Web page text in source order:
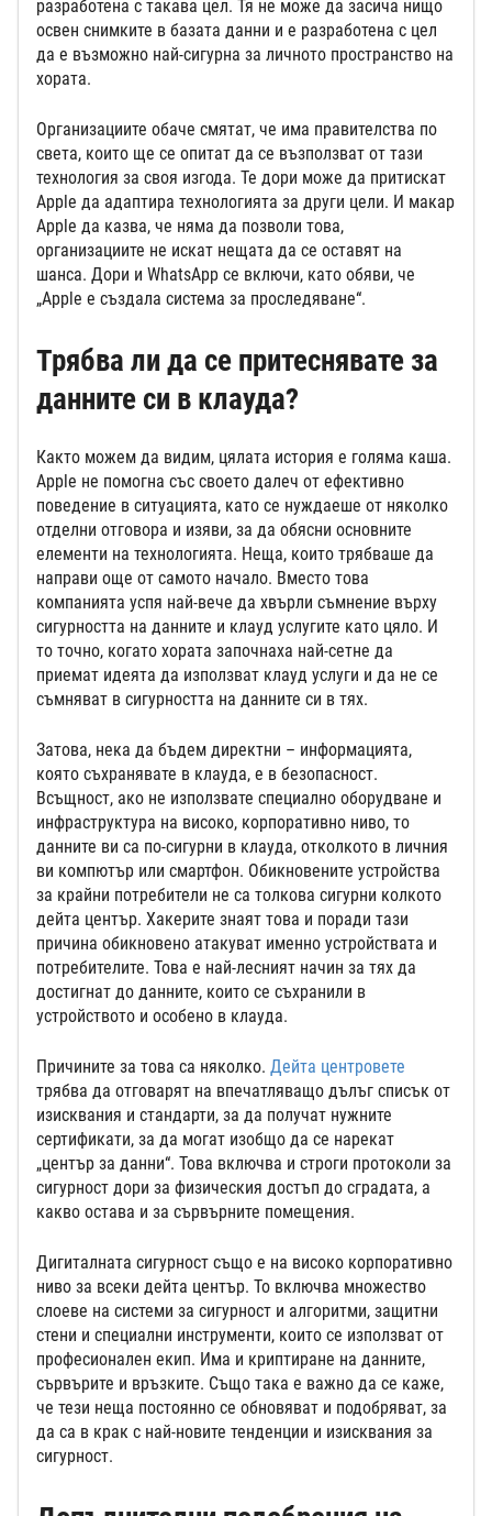
разработена с такава цел. Тя не може да засича нищо
освен снимките в базата данни и е разработена с цел
да е възможно най-сигурна за личното пространство на
хората.
Организациите обаче смятат, че има правителства по
света, които ще се опитат да се възползват от тази
технология за своя изгода. Те дори може да притискат
Apple да адаптира технологията за други цели. И макар
Apple да казва, че няма да позволи това,
организациите не искат нещата да се оставят на
шанса. Дори и WhatsApp се включи, като обяви, че
„Apple е създала система за проследяване“.
Трябва ли да се притеснявате за
данните си в клауда?
Както можем да видим, цялата история е голяма каша.
Apple не помогна със своето далеч от ефективно
поведение в ситуацията, като се нуждаеше от няколко
отделни отговора и изяви, за да обясни основните
елементи на технологията. Неща, които трябваше да
направи още от самото начало. Вместо това
компанията успя най-вече да хвърли съмнение върху
сигурността на данните и клауд услугите като цяло. И
то точно, когато хората започнаха най-сетне да
приемат идеята да използват клауд услуги и да не се
съмняват в сигурността на данните си в тях.
Затова, нека да бъдем директни – информацията,
която съхранявате в клауда, е в безопасност.
Всъщност, ако не използвате специално оборудване и
инфраструктура на високо, корпоративно ниво, то
данните ви са по-сигурни в клауда, отколкото в личния
ви компютър или смартфон. Обикновените устройства
за крайни потребители не са толкова сигурни колкото
дейта център. Хакерите знаят това и поради тази
причина обикновено атакуват именно устройствата и
потребителите. Това е най-лесният начин за тях да
достигнат до данните, които се съхранили в
устройството и особено в клауда.
Причините за това са няколко. Дейта центровете
трябва да отговарят на впечатляващо дълъг списък от
изисквания и стандарти, за да получат нужните
сертификати, за да могат изобщо да се нарекат
„център за данни“. Това включва и строги протоколи за
сигурност дори за физическия достъп до сградата, а
какво остава и за сървърните помещения.
Дигиталната сигурност също е на високо корпоративно
ниво за всеки дейта център. То включва множество
слоеве на системи за сигурност и алгоритми, защитни
стени и специални инструменти, които се използват от
професионален екип. Има и криптиране на данните,
сървърите и връзките. Също така е важно да се каже,
че тези неща постоянно се обновяват и подобряват, за
да са в крак с най-новите тенденции и изисквания за
сигурност.